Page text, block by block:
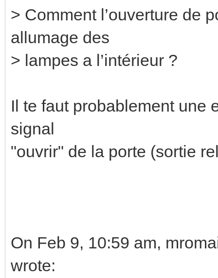
> Comment l’ouverture de
allumage des
> lampes a l’intérieur ?
Il te faut probablement une
signal
"ouvrir" de la porte (sortie
On Feb 9, 10:59 am,
wrote: